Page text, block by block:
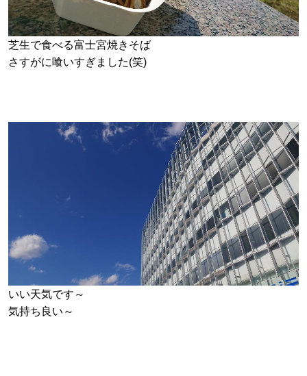
芝生で食べる富士宮焼きそば
さすがに喰いすぎました(笑)
いい天気です～
気持ち良い～